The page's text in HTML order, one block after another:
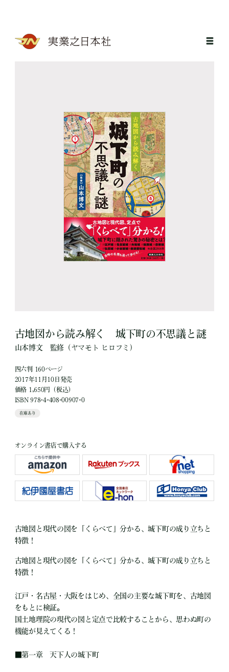
古地図から読み解く 城下町の不思議と謎
山本博文 監修 （ヤマモト ヒロフミ）
四六判 160ページ
2017年11月10日発売
価格 1,650円（税込）
ISBN 978-4-408-00907-0
在庫あり
オンライン書店で購入する
古地図と現代の図を「くらべて」分かる、城下町の成り立ちと
特徴！
古地図と現代の図を「くらべて」分かる、城下町の成り立ちと
特徴！
江戸・名古屋・大阪をはじめ、全国の主要な城下町を、古地図
をもとに検証。
国土地理院の現代の図と定点で比較することから、思わぬ町の
機能が見えてくる！
■第一章 天下人の城下町